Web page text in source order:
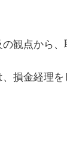
観点から
損金経理を